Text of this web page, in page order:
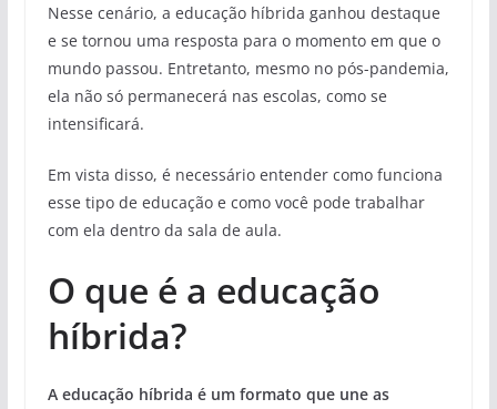
Nesse cenário, a educação híbrida ganhou destaque
e se tornou uma resposta para o momento em que o
mundo passou. Entretanto, mesmo no pós-pandemia,
ela não só permanecerá nas escolas, como se
intensificará.
Em vista disso, é necessário entender como funciona
esse tipo de educação e como você pode trabalhar
com ela dentro da sala de aula.
O que é a educação
híbrida?
A educação híbrida é um formato que une as